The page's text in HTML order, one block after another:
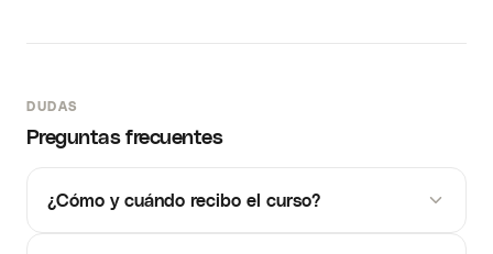
DUDAS
Preguntas frecuentes
¿Cómo y cuándo recibo el curso?